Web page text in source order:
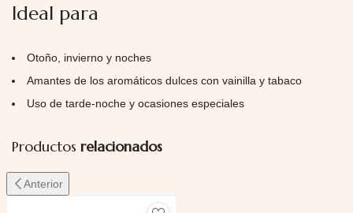
Ideal para
Otoño, invierno y noches
Amantes de los aromáticos dulces con vainilla y tabaco
Uso de tarde-noche y ocasiones especiales
Productos relacionados
Anterior